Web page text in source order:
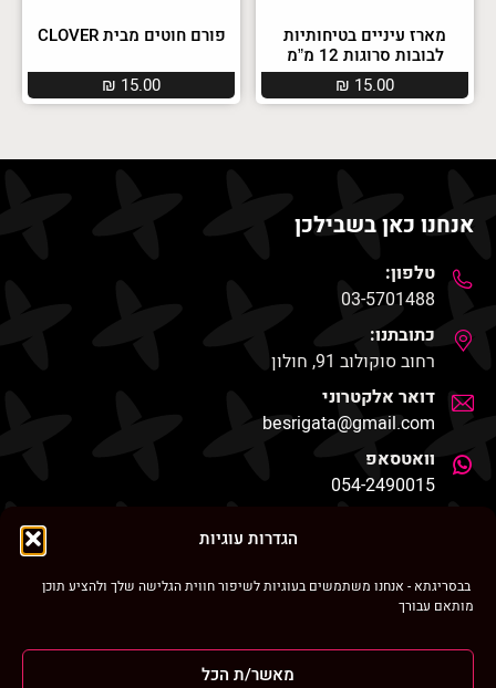
הגדרות עוגיות
בבסריגתא - אנחנו משתמשים בעוגיות לשיפור חווית הגלישה שלך ולהציע תוכן
מותאם עבורך
מאשר/ת הכל
מארז עיניים בטיחותיות
לבובות סרוגות 12 מ”מ
₪ 15.00
פורם חוטים מבית CLOVER
₪ 15.00
אנחנו כאן בשבילכן
טלפון:
03-5701488
כתובתנו:
רחוב סוקולוב 91, חולון
דואר אלקטרוני
besrigata@gmail.com
וואטסאפ
054-2490015
ניווט מהיר